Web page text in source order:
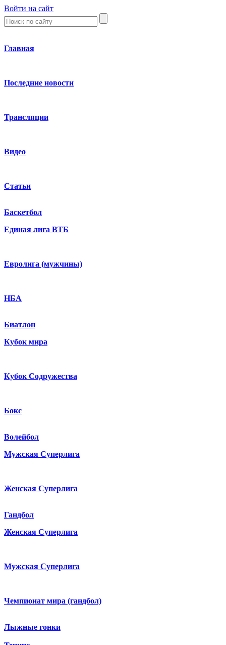
Войти на сайт
Главная
Последние новости
Трансляции
Видео
Статьи
Баскетбол
Единая лига ВТБ
Евролига (мужчины)
НБА
Биатлон
Кубок мира
Кубок Содружества
Бокс
Волейбол
Мужская Суперлига
Женская Суперлига
Гандбол
Женская Суперлига
Мужская Суперлига
Чемпионат мира (гандбол)
Лыжные гонки